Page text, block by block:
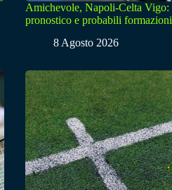
Amichevole, Napoli-Celta Vigo:
pronostico e probabili formazioni
8 Agosto 2026